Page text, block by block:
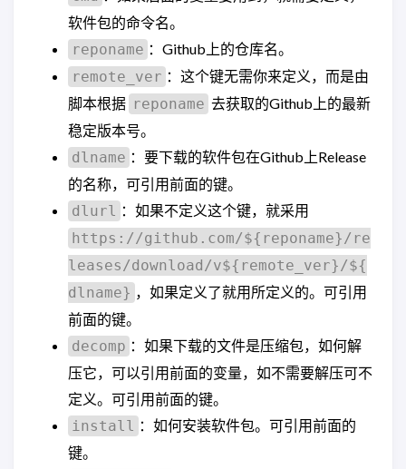
软件包的命令名。
reponame ：Github上的仓库名。
remote_ver ：这个键无需你来定义，而是由
脚本根据 reponame 去获取的Github上的最新
稳定版本号。
dlname ：要下载的软件包在Github上Release
的名称，可引用前面的键。
dlurl ：如果不定义这个键，就采用
https://github.com/${reponame}/re
leases/download/v${remote_ver}/${
dlname} ，如果定义了就用所定义的。可引用
前面的键。
decomp ：如果下载的文件是压缩包，如何解
压它，可以引用前面的变量，如不需要解压可不
定义。可引用前面的键。
install ：如何安装软件包。可引用前面的
键。